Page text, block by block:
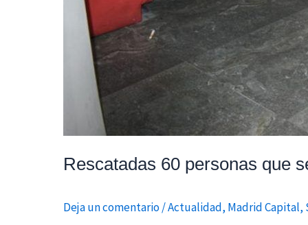
Rescatadas 60 personas que
Deja un comentario/Actualidad, Madrid Capital,